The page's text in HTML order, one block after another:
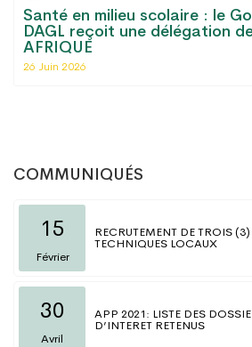
Santé en milieu scolaire : le
DAGL reçoit une délégation
AFRIQUE
26 Juin 2026
COMMUNIQUÉS
15
Février
RECRUTEMENT DE TROIS
TECHNIQUES LOCAUX
30
Avril
APP 2021: LISTE DES
D’INTERET RETENUS